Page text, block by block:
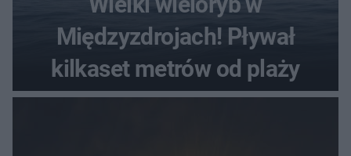
Międzyzdrojach! Pływał
kilkaset metrów od plaży